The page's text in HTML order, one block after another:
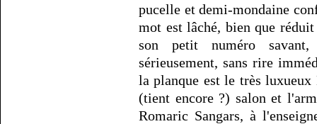
pucelle et demi-mondaine
mot est lâché, bien que
son petit numéro
sérieusement, sans rire
la planque est le très luxueux
(tient encore ?) salon et
Romaric Sangars, à